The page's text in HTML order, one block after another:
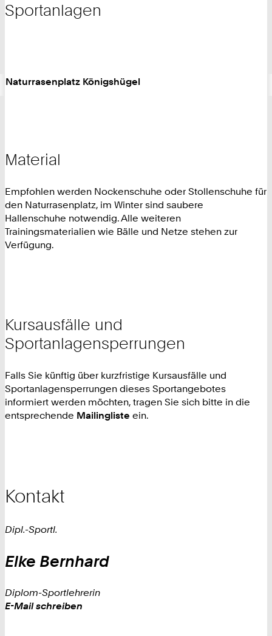
Sportanlagen
Naturrasenplatz Königshügel
Material
Empfohlen werden Nockenschuhe oder Stollenschuhe für
den Naturrasenplatz, im Winter sind saubere
Hallenschuhe notwendig. Alle weiteren
Trainingsmaterialien wie Bälle und Netze stehen zur
Verfügung.
Kursausfälle und
Sportanlagensperrungen
Falls Sie künftig über kurzfristige Kursausfälle und
Sportanlagensperrungen dieses Sportangebotes
informiert werden möchten, tragen Sie sich bitte in die
entsprechende Mailingliste ein.
Kontakt
Dipl.-Sportl.
Elke Bernhard
Diplom-Sportlehrerin
Work
E-Mail schreiben